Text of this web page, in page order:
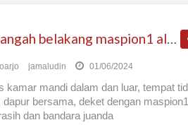
kos bangah belakang maspion1 aloha
jamaludin 01/06/2024
kamar mandi dalam dan luar, tempat
dapur bersama, deket dengan
dan bandara juanda